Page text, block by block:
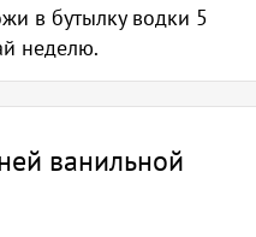
в бутылку водки 5
неделю.
ванильной